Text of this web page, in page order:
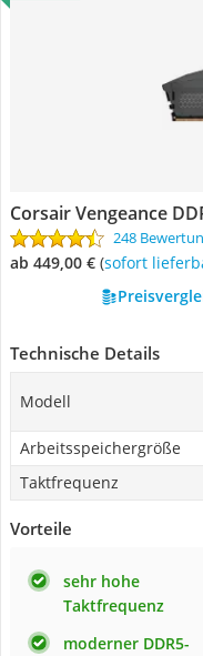
Corsair Vengeance
248
ab 449,00 € ( Sofort
Technische Details
Modell
Arbeitsspeichergröße
Taktfrequenz
Vorteile
sehr hohe
Taktfrequenz
moderner DDR5-